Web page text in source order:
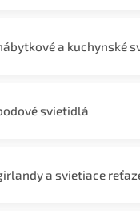
a kuchynské
svietidlá
a svietiace